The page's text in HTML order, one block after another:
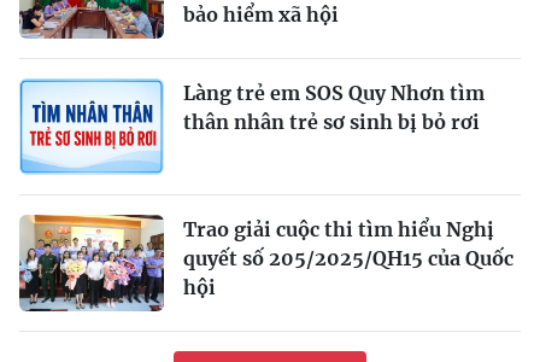
bảo hiểm xã hội
Làng trẻ em SOS Quy Nhơn tìm
thân nhân trẻ sơ sinh bị bỏ rơi
Trao giải cuộc thi tìm hiểu Nghị
quyết số 205/2025/QH15 của Quốc
hội